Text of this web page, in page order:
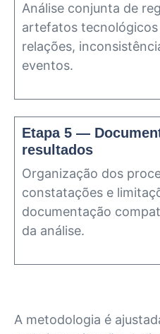
Análise conjunta de
artefatos
relações,
eventos.
Etapa 5 —
resultados
Organização dos
constatações e
documentação
da análise.
A metodologia é